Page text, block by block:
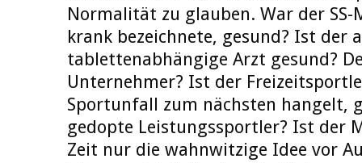
Normalität zu glauben. War der SS-
krank bezeichnete, gesund? Ist der
tablettenabhängige Arzt gesund?
Unternehmer? Ist der
Sportunfall zum nächsten hangelt,
gedopte Leistungssportler? Ist der
Zeit nur die wahnwitzige Idee vor